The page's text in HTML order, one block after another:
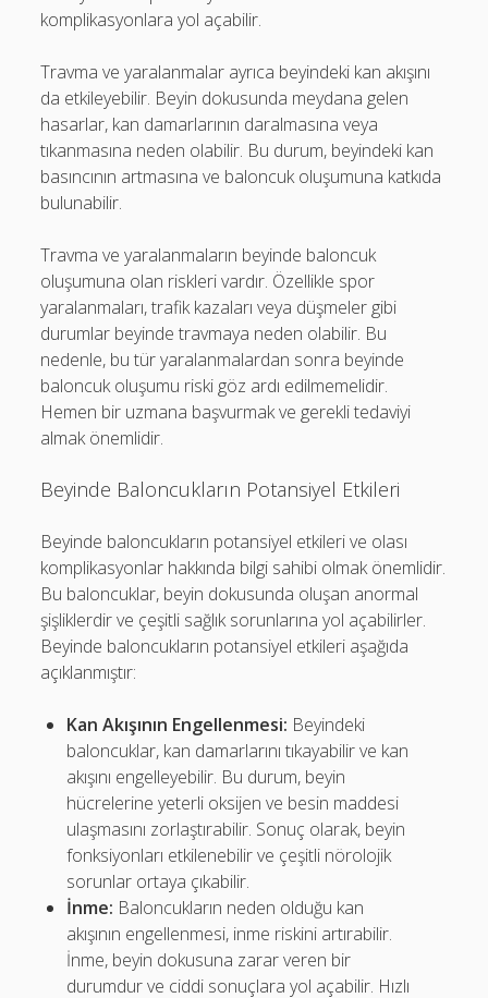
komplikasyonlara yol açabilir.
Travma ve yaralanmalar ayrıca beyindeki kan akışını
da etkileyebilir. Beyin dokusunda meydana gelen
hasarlar, kan damarlarının daralmasına veya
tıkanmasına neden olabilir. Bu durum, beyindeki kan
basıncının artmasına ve baloncuk oluşumuna katkıda
bulunabilir.
Travma ve yaralanmaların beyinde baloncuk
oluşumuna olan riskleri vardır. Özellikle spor
yaralanmaları, trafik kazaları veya düşmeler gibi
durumlar beyinde travmaya neden olabilir. Bu
nedenle, bu tür yaralanmalardan sonra beyinde
baloncuk oluşumu riski göz ardı edilmemelidir.
Hemen bir uzmana başvurmak ve gerekli tedaviyi
almak önemlidir.
Beyinde Baloncukların Potansiyel Etkileri
Beyinde baloncukların potansiyel etkileri ve olası
komplikasyonlar hakkında bilgi sahibi olmak önemlidir.
Bu baloncuklar, beyin dokusunda oluşan anormal
şişliklerdir ve çeşitli sağlık sorunlarına yol açabilirler.
Beyinde baloncukların potansiyel etkileri aşağıda
açıklanmıştır:
Kan Akışının Engellenmesi: Beyindeki
baloncuklar, kan damarlarını tıkayabilir ve kan
akışını engelleyebilir. Bu durum, beyin
hücrelerine yeterli oksijen ve besin maddesi
ulaşmasını zorlaştırabilir. Sonuç olarak, beyin
fonksiyonları etkilenebilir ve çeşitli nörolojik
sorunlar ortaya çıkabilir.
İnme: Baloncukların neden olduğu kan
akışının engellenmesi, inme riskini artırabilir.
İnme, beyin dokusuna zarar veren bir
durumdur ve ciddi sonuçlara yol açabilir. Hızlı